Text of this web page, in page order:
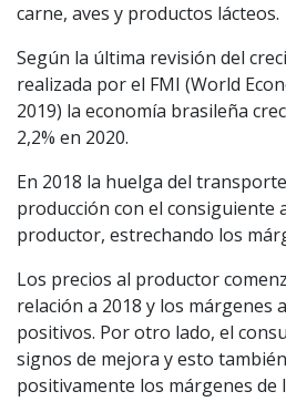
carne, aves y productos lácteos.
Según la última revisión del
realizada por el FMI (World
2019) la economía brasileña
2,2% en 2020.
En 2018 la huelga del
producción con el consiguiente
productor, estrechando los
Los precios al productor
relación a 2018 y los márgenes
positivos. Por otro lado, el
signos de mejora y esto
positivamente los márgenes de